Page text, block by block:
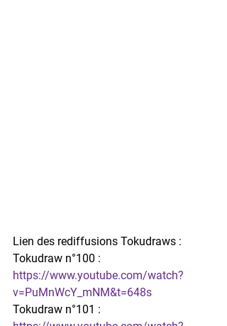
Lien des rediffusions Tokudraws :
Tokudraw n°100 :
https://www.youtube.com/watch?
v=PuMnWcY_mNM&t=648s
Tokudraw n°101 :